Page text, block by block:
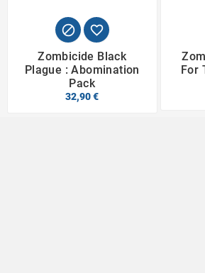
 
Zombicide Black
Plague : Abomination
Pack
32,90 €
For